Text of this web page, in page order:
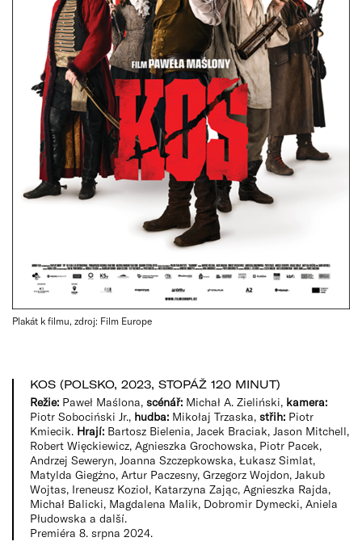
Plakát k filmu, zdroj: Film Europe
KOS (POLSKO, 2023, STOPÁŽ 120 MINUT)
Režie: Paweł Maślona, scénář: Michał A. Zieliński, kamera:
Piotr Sobociński Jr., hudba: Mikołaj Trzaska, střih: Piotr
Kmiecik. Hrají: Bartosz Bielenia, Jacek Braciak, Jason Mitchell,
Robert Więckiewicz, Agnieszka Grochowska, Piotr Pacek,
Andrzej Seweryn, Joanna Szczepkowska, Łukasz Simlat,
Matylda Giegżno, Artur Paczesny, Grzegorz Wojdon, Jakub
Wojtas, Ireneusz Kozioł, Katarzyna Zając, Agnieszka Rajda,
Michał Balicki, Magdalena Malik, Dobromir Dymecki, Aniela
Płudowska a další.
Premiéra 8. srpna 2024.